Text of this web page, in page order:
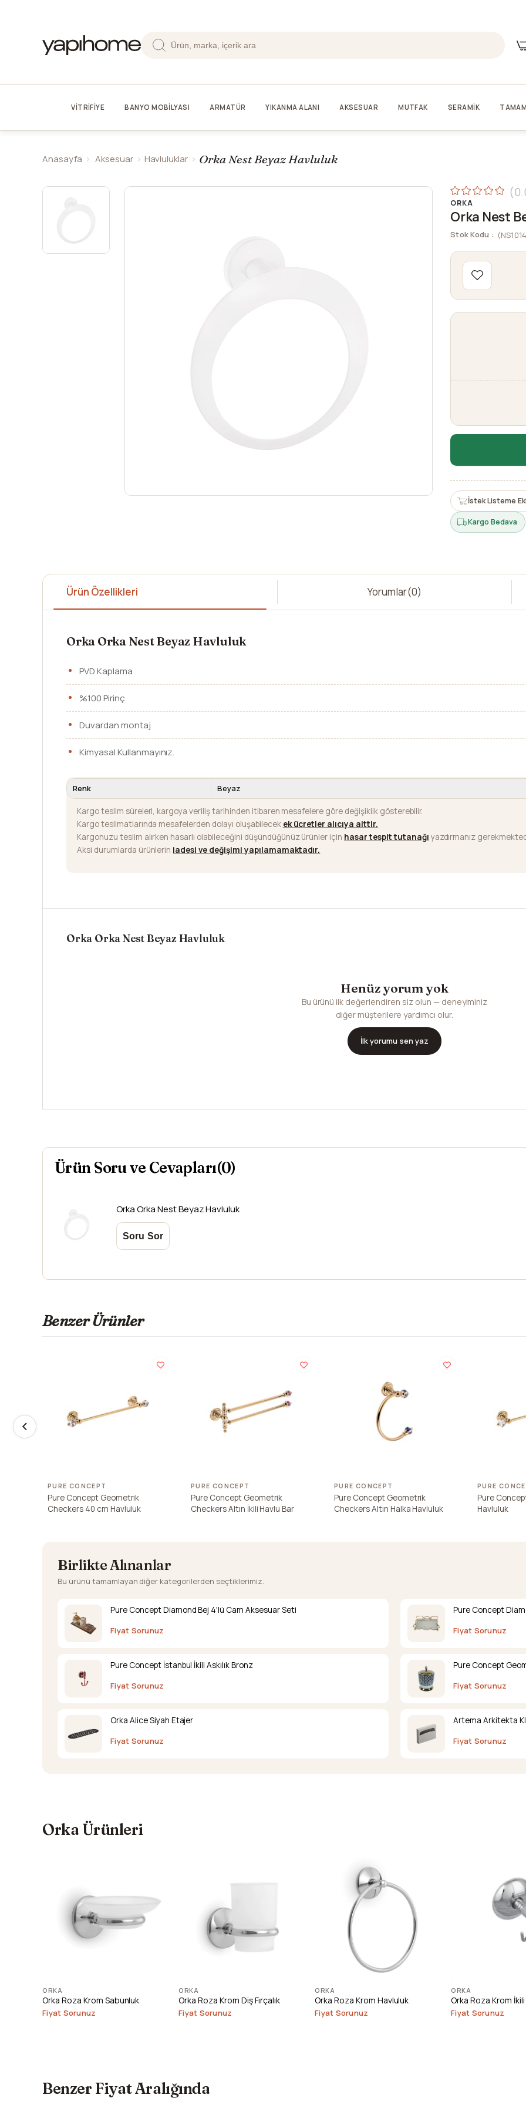
VİTRİFİYE BANYO MOBİLYASI ARMATÜR YIKANMA ALANI AKSESUAR MUTFAK SERAMİK
Anasayfa Aksesuar Havluluklar Orka Nest Beyaz Havluluk
ORKA
Orka Nest
Stok Kodu
İstek Listeme
Kargo Bedava
Ürün Özellikleri Yorumlar(0)
Orka Orka Nest Beyaz Havluluk
PVD Kaplama
%100 Pirinç
Duvardan montaj
Kimyasal Kullanmayınız.
Renk Beyaz
Kargo teslim süreleri, kargoya veriliş tarihinden itibaren mesafelere göre değişiklik gösterebilir.
Kargo teslimatlarında mesafelerden dolayı oluşabilecek ek ücretler alıcıya aittir.
Kargonuzu teslim alırken hasarlı olabileceğini düşündüğünüz ürünler için hasar tespit tutanağı yazdırmanız
Aksi durumlarda ürünlerin iadesi ve değişimi yapılamamaktadır.
Orka Orka Nest Beyaz Havluluk
Henüz yorum yok
Bu ürünü ilk değerlendiren siz olun — deneyiminiz
diğer müşterilere yardımcı olur.
İlk yorumu sen yaz
Ürün Soru ve Cevapları(0)
OrkaOrka Nest Beyaz Havluluk
Benzer Ürünler
PURE CONCEPT
Pure Concept Geometrik
Checkers 40 cm Havluluk
PURE CONCEPT
Pure Concept Geometrik
Checkers Altın İkili Havlu Bar
PURE CONCEPT
Pure Concept Geometrik
Checkers Altın Halka Havluluk
PURE
Pure
Havluluk
Birlikte Alınanlar
Bu ürünü tamamlayan diğer kategorilerden seçtiklerimiz.
Pure Concept Diamond Bej 4'lü Cam Aksesuar Seti
Fiyat Sorunuz
Pure Concept
Fiyat Sorunuz
Pure Concept İstanbul İkili Askılık Bronz
Fiyat Sorunuz
Pure Concept
Fiyat Sorunuz
Orka Alice Siyah Etajer
Fiyat Sorunuz
Artema Arkitekta
Fiyat Sorunuz
Orka Ürünleri
ORKA
Orka Roza Krom Sabunluk
Fiyat Sorunuz
ORKA
Orka Roza Krom Diş Fırçalık
Fiyat Sorunuz
ORKA
Orka Roza Krom Havluluk
Fiyat Sorunuz
ORKA
Orka Roza Krom İkili
Fiyat Sorunuz
Benzer Fiyat Aralığında